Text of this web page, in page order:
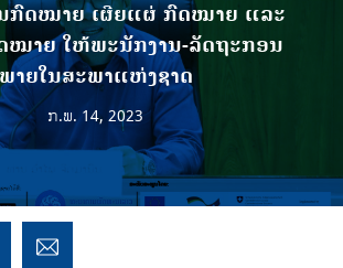
ກົດໝາຍ ເຜີຍແຜ່ ກົດໝາຍ ແລະ
ໝາຍ ໃຫ້ພະນັກງານ-ລັດຖະກອນ
ພາຍໃນສະພາແຫ່ງຊາດ
ກ.ພ. 14, 2023